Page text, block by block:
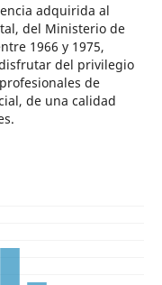
adquirida al
del Ministerio de
1966 y 1975,
del privilegio
de
de una calidad